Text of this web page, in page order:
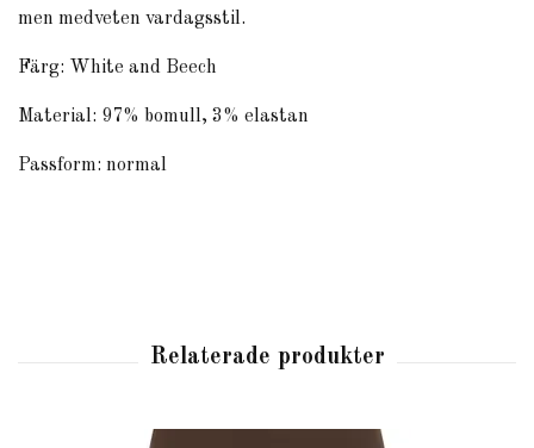
men medveten vardagsstil.
Färg: White and Beech
Material: 97% bomull, 3% elastan
Passform: normal